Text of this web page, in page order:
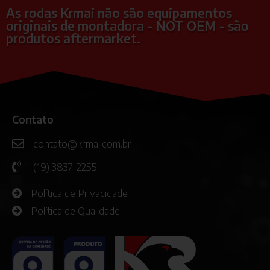
As rodas Krmai não são equipamentos
originais de montadora - NOT OEM - são
produtos aftermarket.
Contato
contato@krmai.com.br
(19) 3837-2255
Política de Privacidade
Política de Qualidade